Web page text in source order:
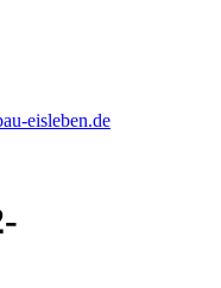
eisleben.de